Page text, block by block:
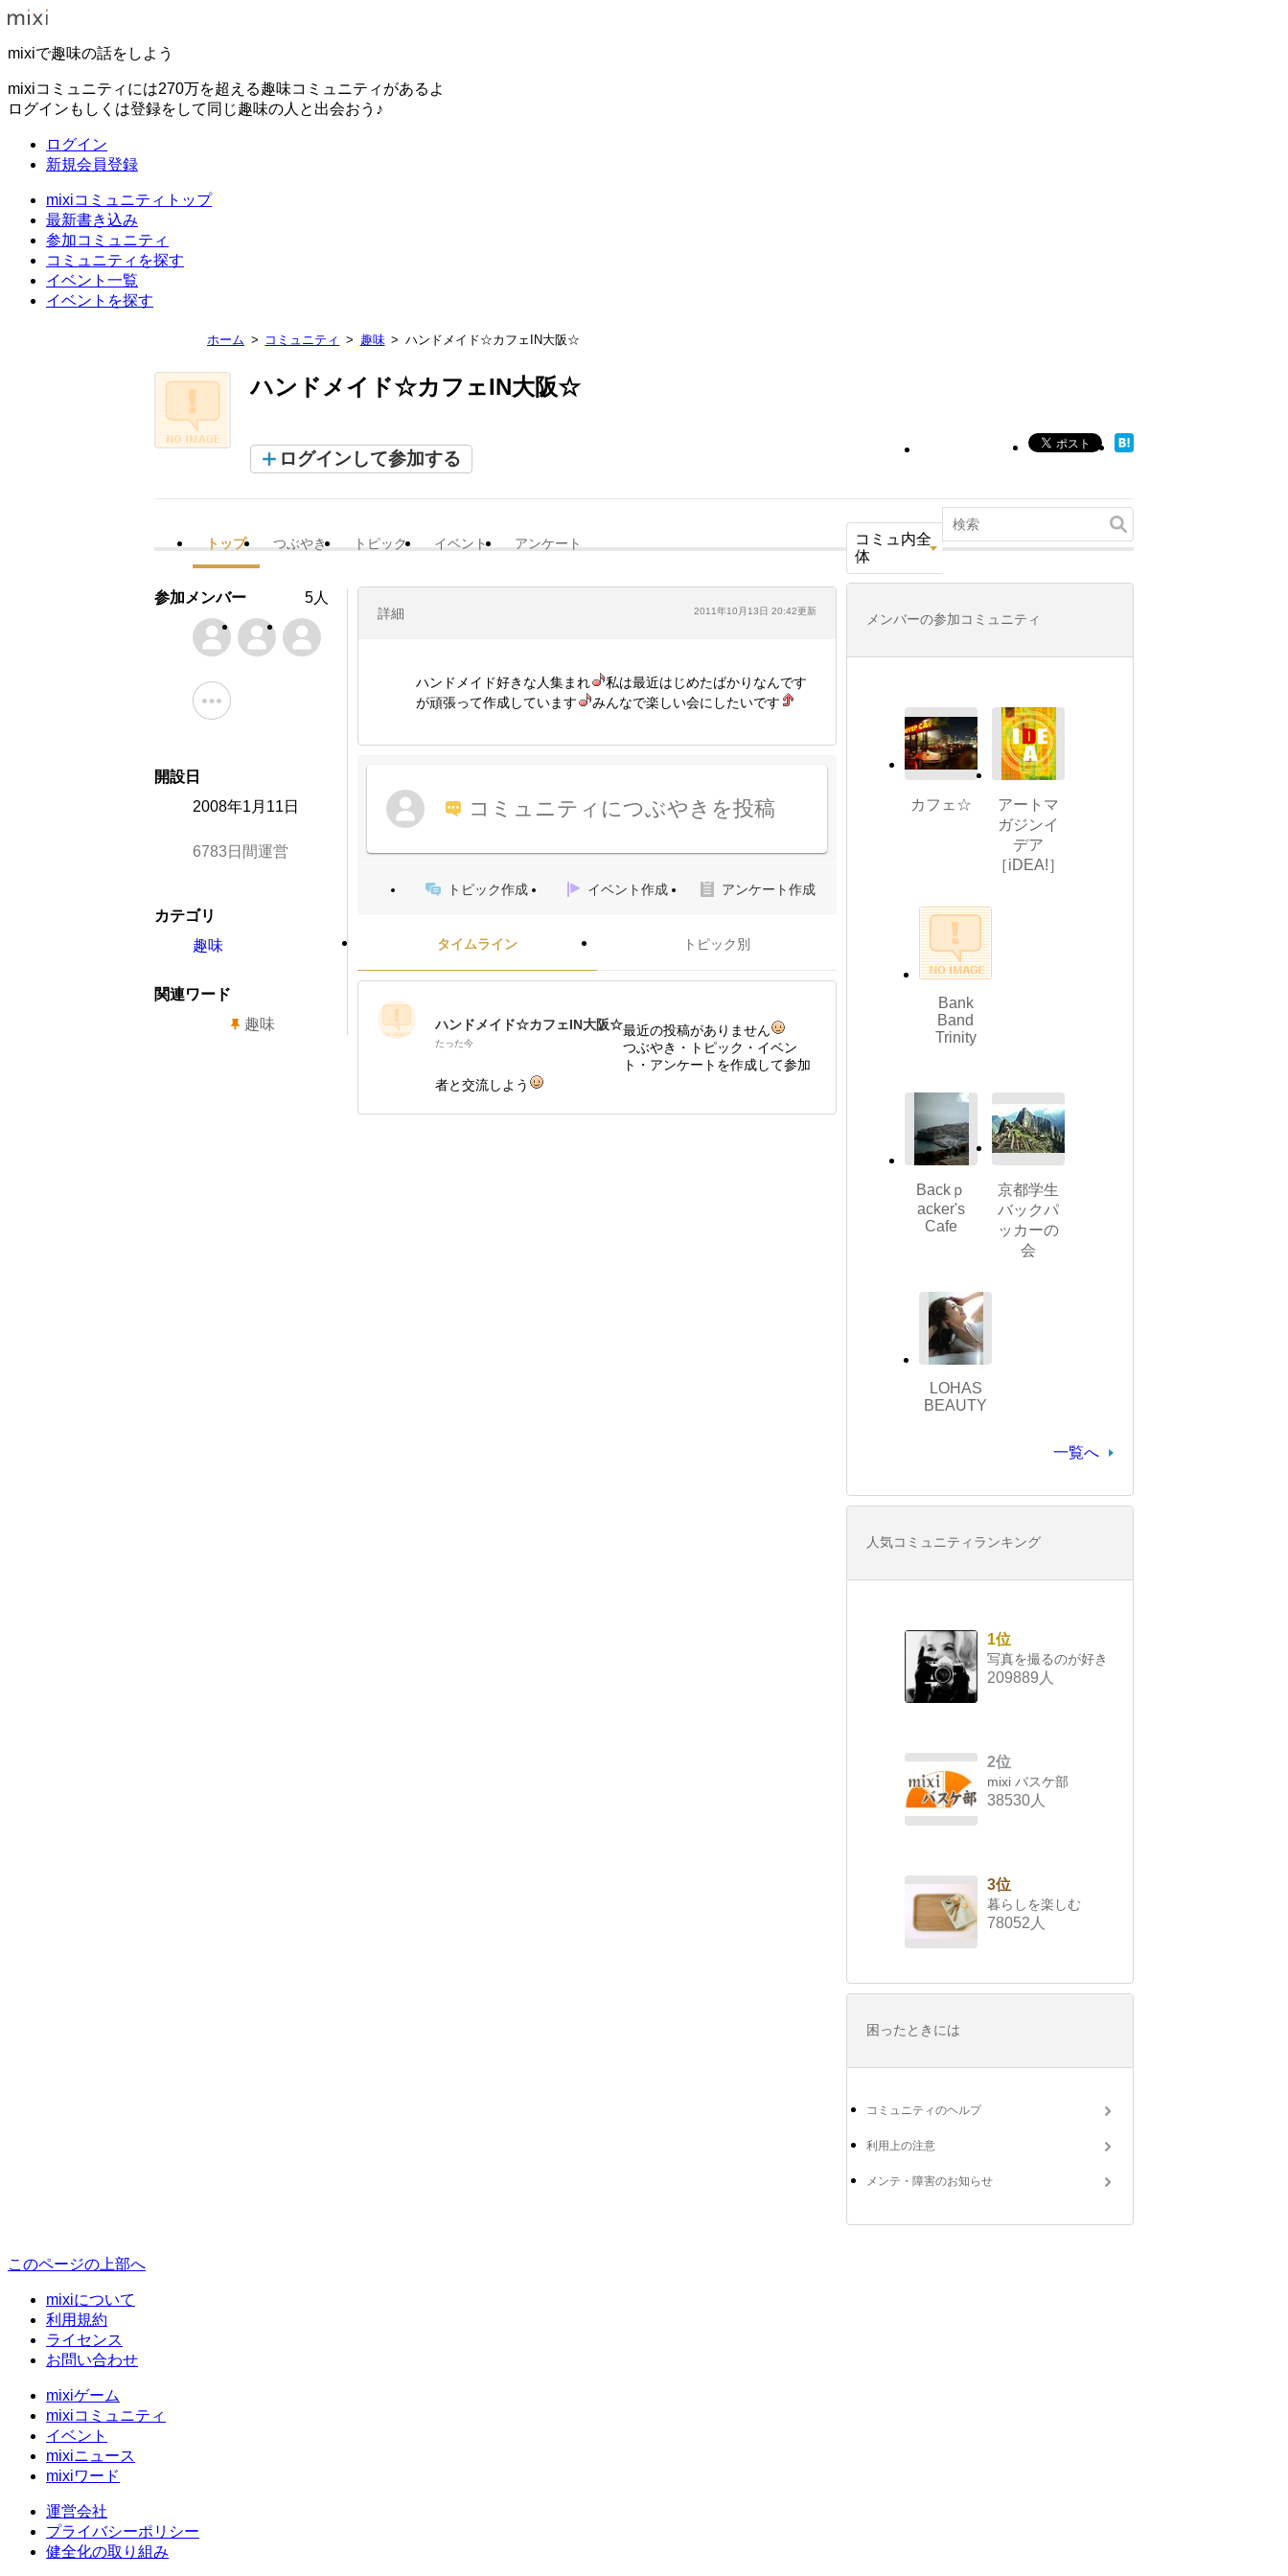
mixiで趣味の話をしよう
mixiコミュニティには270万を超える趣味コミュニティがあるよ
ログインもしくは登録をして同じ趣味の人と出会おう♪
ログイン
新規会員登録
mixiコミュニティトップ
最新書き込み
参加コミュニティ
コミュニティを探す
イベント一覧
イベントを探す
ホーム コミュニティ 趣味 ハンドメイド☆カフェIN大阪☆
ハンドメイド☆カフェIN大阪☆
ログインして参加する
トップ つぶやき トピック イベント アンケート
コミュ内全
体
詳細 2011年10月13日 20:42更新
ハンドメイド好きな人集まれ
私は最近はじめたばかりなんです
が頑張って作成しています
みんなで楽しい会にしたいです
コミュニティにつぶやきを投稿
トピック作成 イベント作成 アンケート作成
タイムライン トピック別
ハンドメイド☆カフェIN大阪☆
たった今
最近の投稿がありません
つぶやき・トピック・イベン
ト・アンケートを作成して参加
者と交流しよう
参加メンバー 5人
開設日
2008年1月11日
6783日間運営
カテゴリ
趣味
関連ワード
趣味
メンバーの参加コミュニティ
カフェ☆
アートマ
ガジンイ
デア
［iDEA!］
Bank
Band
Trinity
Backｐ
acker's
Cafe
京都学生
バックパ
ッカーの
会
LOHAS
BEAUTY
一覧へ
人気コミュニティランキング
1位
写真を撮るのが好き
209889人
2位
mixi バスケ部
38530人
3位
暮らしを楽しむ
78052人
困ったときには
コミュニティのヘルプ
利用上の注意
メンテ・障害のお知らせ
このページの上部へ
mixiについて
利用規約
ライセンス
お問い合わせ
mixiゲーム
mixiコミュニティ
イベント
mixiニュース
mixiワード
運営会社
プライバシーポリシー
健全化の取り組み